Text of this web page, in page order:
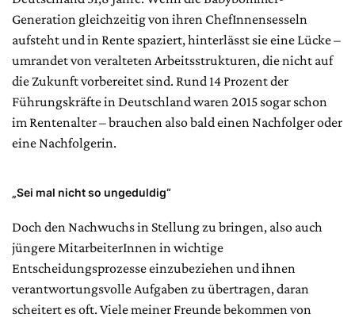
Generation gleichzeitig von ihren ChefInnensesseln
aufsteht und in Rente spaziert, hinterlässt sie eine Lücke –
umrandet von veralteten Arbeitsstrukturen, die nicht auf
die Zukunft vorbereitet sind. Rund 14 Prozent der
Führungskräfte in Deutschland waren 2015 sogar schon
im Rentenalter – brauchen also bald einen Nachfolger oder
eine Nachfolgerin.
„Sei mal nicht so ungeduldig“
Doch den Nachwuchs in Stellung zu bringen, also auch
jüngere MitarbeiterInnen in wichtige
Entscheidungsprozesse einzubeziehen und ihnen
verantwortungsvolle Aufgaben zu übertragen, daran
scheitert es oft. Viele meiner Freunde bekommen von